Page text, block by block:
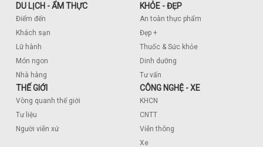
DU LỊCH - ẨM THỰC
Điểm đến
Khách sạn
Lữ hành
Món ngon
Nhà hàng
KHỎE - ĐẸP
An toàn thực phẩm
Đẹp +
Thuốc & Sức khỏe
Dinh dưỡng
Tư vấn
THẾ GIỚI
Vòng quanh thế giới
Tư liệu
Người viễn xứ
CÔNG NGHỆ - XE
KHCN
CNTT
Viễn thông
Xe